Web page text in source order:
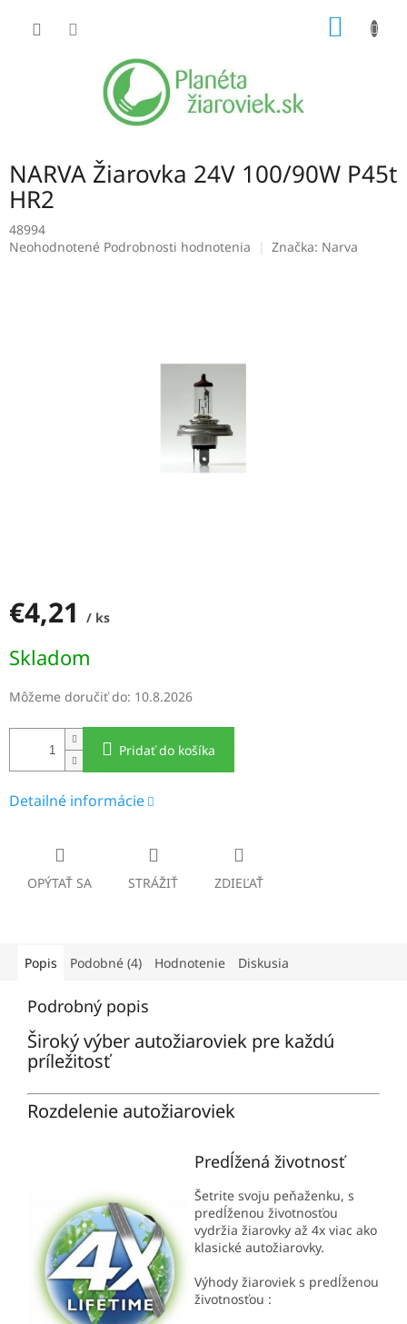
NARVA Žiarovka 24V 100/90W P45t
HR2
48994
Priemerné
Neohodnotené Podrobnosti hodnotenia Značka: Narva
€4,21
/ ks
cena:
Skladom
Môžeme doručiť do: 10.8.2026
Pridať do košíka
Detailné informácie
OPÝTAŤ SA STRÁŽIŤ ZDIEĽAŤ
Popis Podobné (4) Hodnotenie Diskusia
Podrobný popis
Široký výber autožiaroviek pre každú
príležitosť
Rozdelenie autožiaroviek
Predĺžená životnosť
Šetrite svoju peňaženku, s
predĺženou životnosťou
vydržia žiarovky až 4x viac ako
klasické autožiarovky.
Výhody žiaroviek s predĺženou
životnosťou :